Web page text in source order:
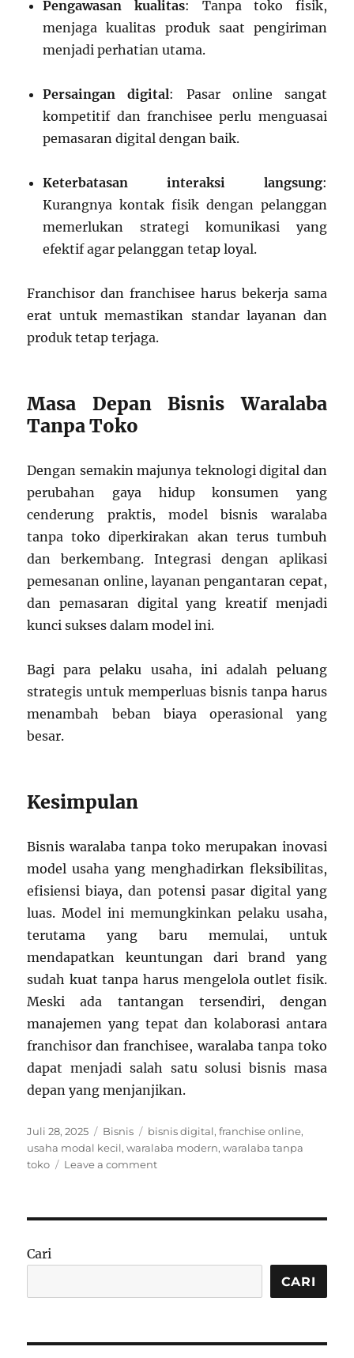
Pengawasan kualitas: Tanpa toko fisik,
menjaga kualitas produk saat pengiriman
menjadi perhatian utama.
Persaingan digital: Pasar online sangat
kompetitif dan franchisee perlu menguasai
pemasaran digital dengan baik.
Keterbatasan interaksi langsung:
Kurangnya kontak fisik dengan pelanggan
memerlukan strategi komunikasi yang
efektif agar pelanggan tetap loyal.
Franchisor dan franchisee harus bekerja sama
erat untuk memastikan standar layanan dan
produk tetap terjaga.
Masa Depan Bisnis Waralaba
Tanpa Toko
Dengan semakin majunya teknologi digital dan
perubahan gaya hidup konsumen yang
cenderung praktis, model bisnis waralaba
tanpa toko diperkirakan akan terus tumbuh
dan berkembang. Integrasi dengan aplikasi
pemesanan online, layanan pengantaran cepat,
dan pemasaran digital yang kreatif menjadi
kunci sukses dalam model ini.
Bagi para pelaku usaha, ini adalah peluang
strategis untuk memperluas bisnis tanpa harus
menambah beban biaya operasional yang
besar.
Kesimpulan
Bisnis waralaba tanpa toko merupakan inovasi
model usaha yang menghadirkan fleksibilitas,
efisiensi biaya, dan potensi pasar digital yang
luas. Model ini memungkinkan pelaku usaha,
terutama yang baru memulai, untuk
mendapatkan keuntungan dari brand yang
sudah kuat tanpa harus mengelola outlet fisik.
Meski ada tantangan tersendiri, dengan
manajemen yang tepat dan kolaborasi antara
franchisor dan franchisee, waralaba tanpa toko
dapat menjadi salah satu solusi bisnis masa
depan yang menjanjikan.
Posted
on
Juli 28, 2025 Categories
Bisnis Tags
bisnis digital,franchise online,
usaha modal kecil,waralaba modern,waralaba tanpa
toko
Leave a commenton
Usaha
yang
Daun
Cari
CARI